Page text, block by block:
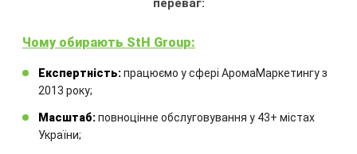
бутики та дизайнерські шоуруми.
Салони краси преміум-класу.
Тераси лаунж-барів та ресторани з
агентства елітного сегмента
Тип аромату
переваг:
Чому обирають StH Group:
Експертність:працюємо у сфері АромаМаркетингу з
2013 року;
Масштаб:повноцінне обслуговування у 43+ містах
України;